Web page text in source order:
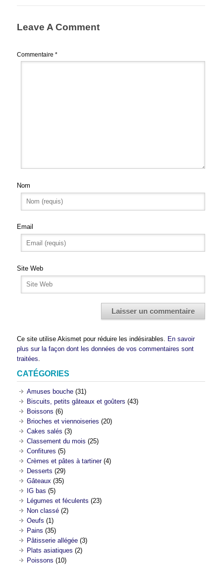
Leave A Comment
Commentaire *
Nom
Email
Site Web
Ce site utilise Akismet pour réduire les indésirables. En savoir
plus sur la façon dont les données de vos commentaires sont
traitées.
CATÉGORIES
Amuses bouche (31)
Biscuits, petits gâteaux et goûters (43)
Boissons (6)
Brioches et viennoiseries (20)
Cakes salés (3)
Classement du mois (25)
Confitures (5)
Crèmes et pâtes à tartiner(4)
Desserts (29)
Gâteaux (35)
IG bas (5)
Légumes et féculents (23)
Non classé (2)
Oeufs (1)
Pains (35)
Pâtisserie allégée (3)
Plats asiatiques (2)
Poissons (10)